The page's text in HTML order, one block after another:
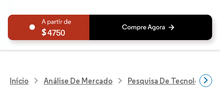
4750
Início Análise De Mercado Pesquisa De Tecnologia,